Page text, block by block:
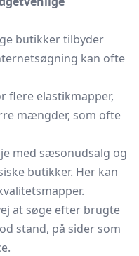
butikker tilbyder
kan ofte
flere elastikmapper,
mængder, som ofte
med sæsonudsalg og
butikker. Her kan
at søge efter brugte
stand, på sider som